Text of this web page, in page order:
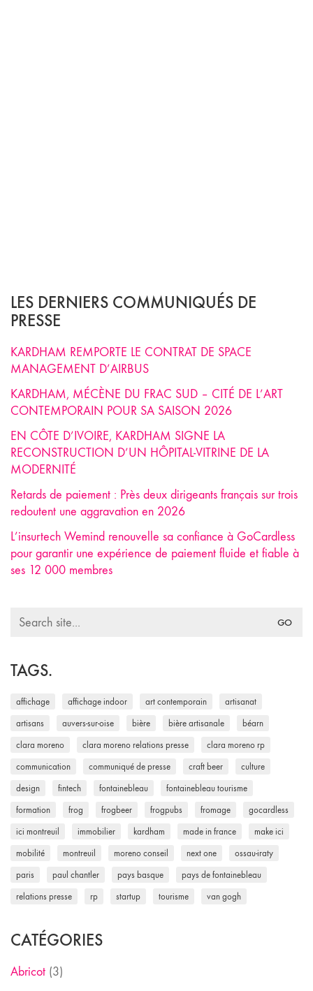
LES DERNIERS COMMUNIQUÉS DE
PRESSE
KARDHAM REMPORTE LE CONTRAT DE SPACE
MANAGEMENT D’AIRBUS
KARDHAM, MÉCÈNE DU FRAC SUD – CITÉ DE L’ART
CONTEMPORAIN POUR SA SAISON 2026
EN CÔTE D’IVOIRE, KARDHAM SIGNE LA
RECONSTRUCTION D’UN HÔPITAL-VITRINE DE LA
MODERNITÉ
Retards de paiement : Près deux dirigeants français sur trois
redoutent une aggravation en 2026
L’insurtech Wemind renouvelle sa confiance à GoCardless
pour garantir une expérience de paiement fluide et fiable à
ses 12 000 membres
Search
TAGS.
affichage affichage indoor art contemporain artisanat
artisans auvers-sur-oise bière bière artisanale béarn
clara moreno clara moreno relations presse clara moreno rp
communication communiqué de presse craft beer culture
design fintech fontainebleau fontainebleau tourisme
formation frog frogbeer frogpubs fromage gocardless
ici montreuil immobilier kardham made in france make ici
mobilité montreuil moreno conseil next one ossau-iraty
paris paul chantler pays basque pays de fontainebleau
relations presse rp startup tourisme van gogh
CATÉGORIES
Abricot (3)